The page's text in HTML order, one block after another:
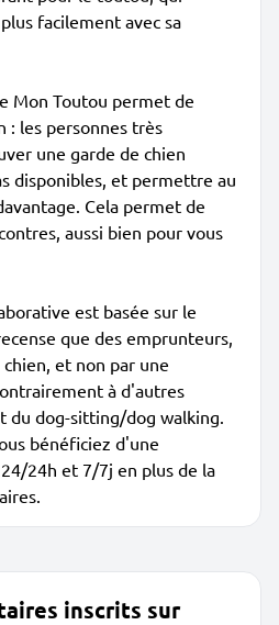
facilement avec sa
Mon Toutou permet de
: les personnes très
une garde de chien
disponibles, et permettre au
Cela permet de
aussi bien pour vous
est basée sur le
que des emprunteurs,
et non par une
à d'autres
du dog-sitting/dog walking.
bénéficiez d'une
24h et 7/7j en plus de la
inscrits sur